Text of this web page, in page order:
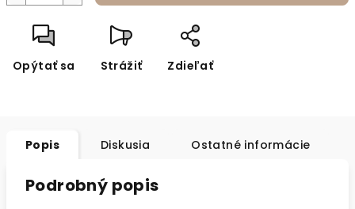
Opýtať sa Strážiť Zdieľať
Popis Diskusia Ostatné informácie
Podrobný popis